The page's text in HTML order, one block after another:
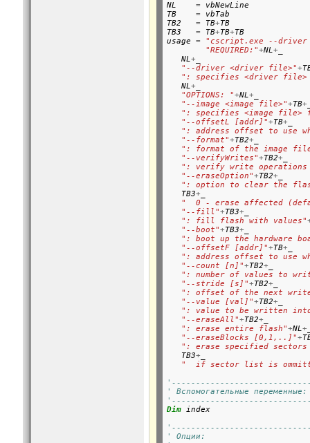
NL = vbNewLine
TB = vbTab
TB2 = TB+TB
TB3 = TB+TB+TB
usage =
"cscript.exe --driver
"REQUIRED:"+NL+
   NL
+
"--driver <driver file>"+
": specifies <driver file>
   NL
+
"OPTIONS: "+NL+
"--image <image file>"+TB+
": specifies <image file>
"--offsetL [addr]"+TB+
": address offset to use
"--format"+TB2+
": format of the image
"--verifyWrites"+TB2+
": verify write
"--eraseOption"+TB2+
": option to clear the
   TB3
+
"  0 - erase affected
"--fill"+TB3+
": fill flash with values"
"--boot"+TB3+
": boot up the hardware
"--offsetF [addr]"+TB+
": address offset to use
"--count [n]"+TB2+
": number of values to
"--stride [s]"+TB2+
": offset of the next
"--value [val]"+TB2+
": value to be written
"--eraseAll"+TB2+
": erase entire flash"+NL+
"--eraseBlocks [0,1,..]"+
": erase specified sectors
   TB3
+
"  if sector list is
' Вспомогательные переменные:
Dim index
' Опции: